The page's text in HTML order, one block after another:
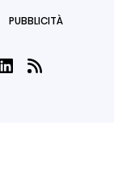
PUBBLICITÀ